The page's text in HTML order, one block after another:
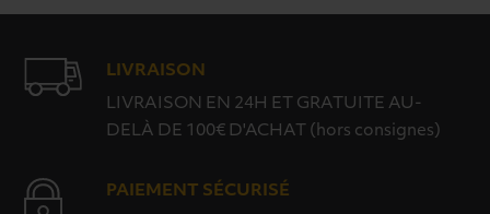
LIVRAISON
LIVRAISON EN 24H ET GRATUITE AU-
DELÀ DE 100€ D'ACHAT (hors consignes)
PAIEMENT SÉCURISÉ